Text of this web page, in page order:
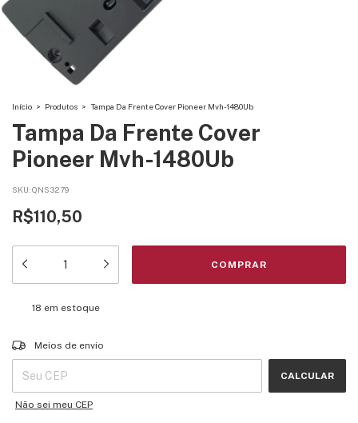
Início > Produtos > Tampa Da Frente Cover Pioneer Mvh-1480Ub
Tampa Da Frente Cover
Pioneer Mvh-1480Ub
SKU: QNS3279
R$110,50
18 em estoque
Entregas para o CEP:
Meios de envio
CALCULAR
Não sei meu CEP